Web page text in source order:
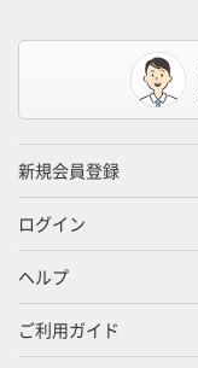
新規会員登録
ログイン
ヘルプ
ご利用ガイド